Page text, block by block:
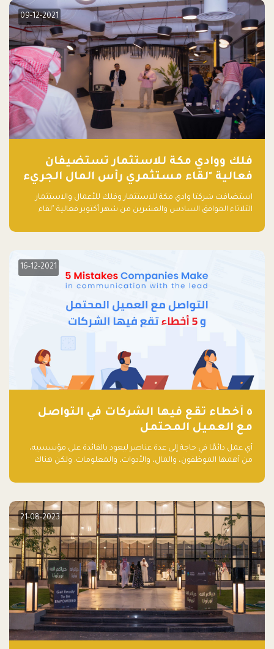
09-12-2021
فلك ووادي مكة للاستثمار تستضيفان
فعالية "لقاء مستثمري رأس المال الجريء
في المنطقة"
استضافت شركتا وادي مكة للاستثمار وفلك للأعمال والاستثمار
الثلاثاء الموافق السادس والعشرين من شهر أكتوبر فعالية "لقاء
مشاركاً من أبرز صناديق رأس المال الجريء وممثلي المؤسسات
16-12-2021
٥ أخطاء تقع فيها الشركات في التواصل
مع العميل المحتمل
أي عمل دائمًا في حاجة إلى عدة عناصر ليعود بالفائدة على مؤسسيه،
من أهمها الموظفون، والمال، والأدوات، والمعلومات. ولكن هناك
أساسه ذلك العمل.
21-08-2023